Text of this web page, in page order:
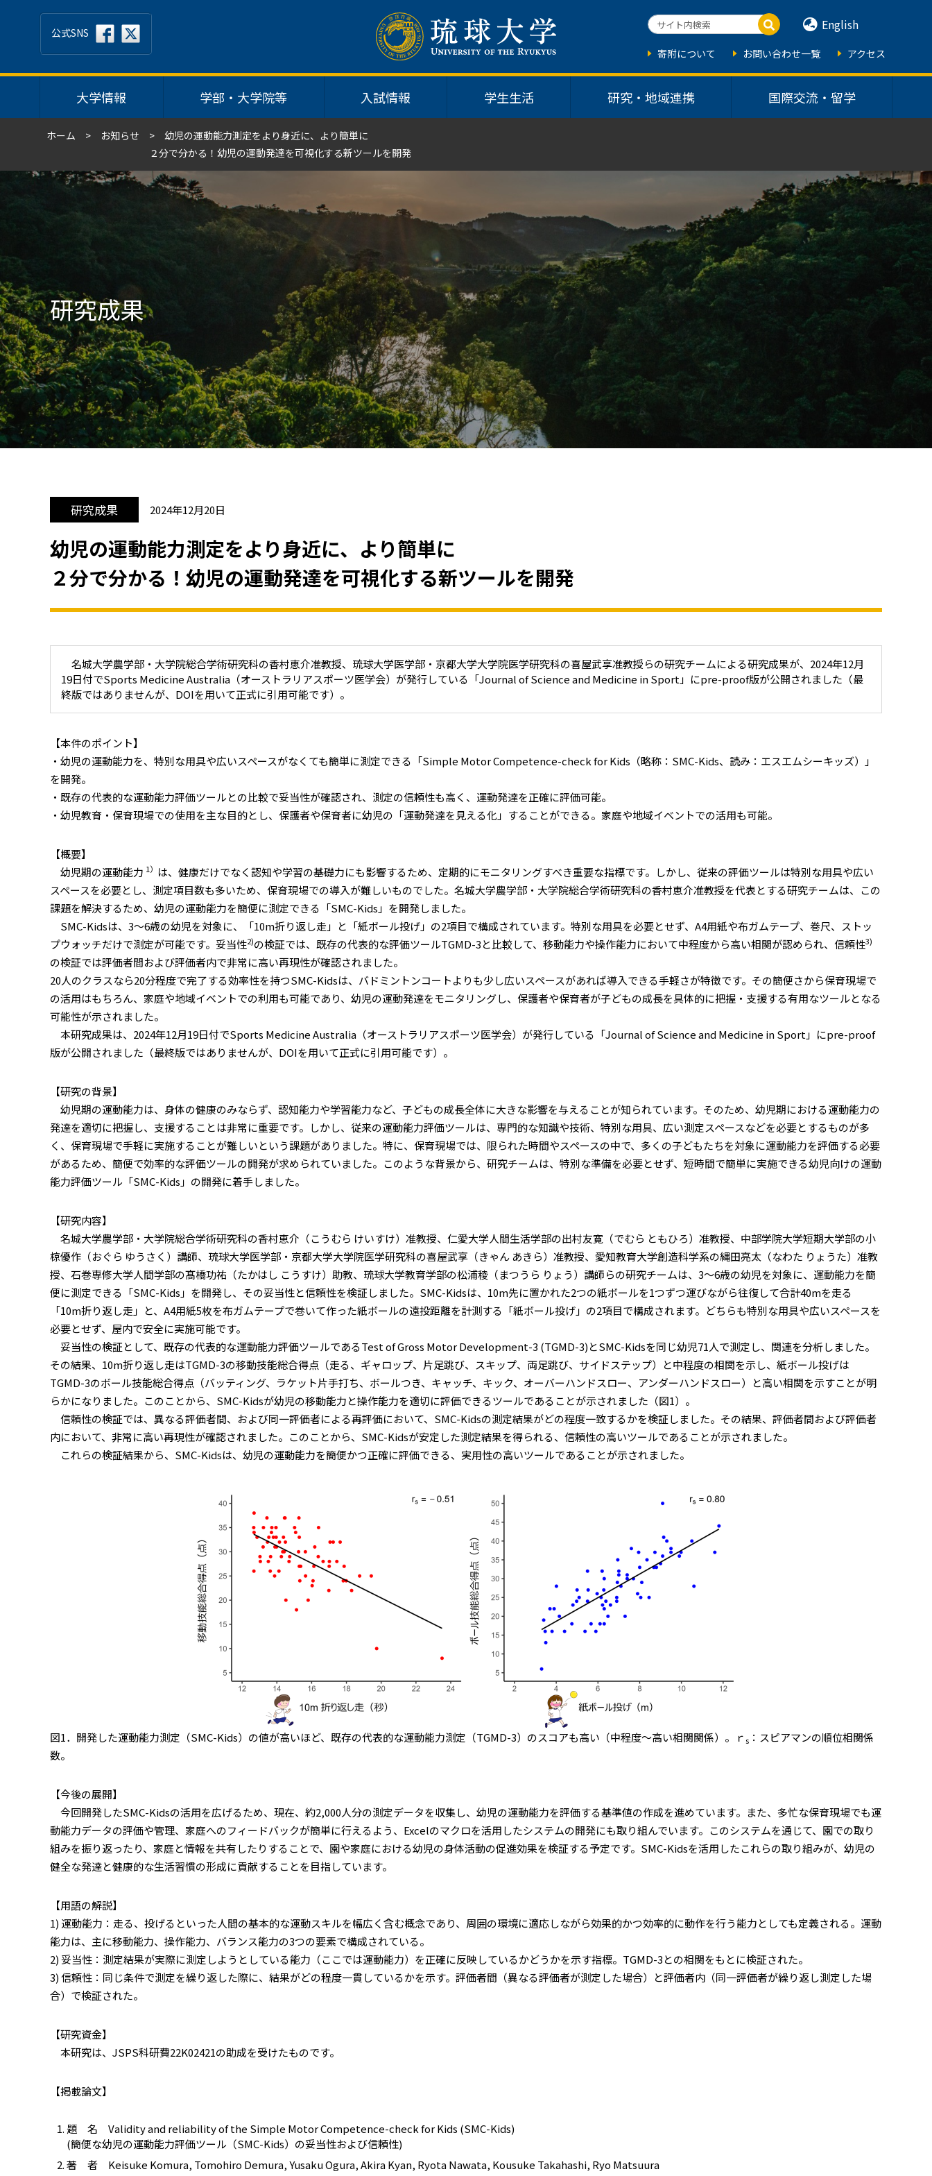
大学情報 学部・大学院等 入試情報 学生生活 研究・地域連携 国際交流・留学
公式SNS English
寄附について お問い合わせ一覧 アクセス
ホーム お知らせ
幼児の運動能力測定をより身近に、より簡単に
２分で分かる！幼児の運動発達を可視化する新ツールを開発
研究成果
研究成果 2024年12月20日
幼児の運動能力測定をより身近に、より簡単に
２分で分かる！幼児の運動発達を可視化する新ツールを開発
名城大学農学部・大学院総合学術研究科の香村恵介准教授、琉球大学医学部・京都大学大学院医学研究科の喜屋武享准教授らの研究チームによる研究成果が、2024年12月
19日付でSports Medicine Australia（オーストラリアスポーツ医学会）が発行している「Journal of Science and Medicine in Sport」にpre-proof版が公開されました（最
終版ではありませんが、DOIを用いて正式に引用可能です）。
【本件のポイント】
・幼児の運動能力を、特別な用具や広いスペースがなくても簡単に測定できる「Simple Motor Competence-check for Kids（略称：SMC-Kids、読み：エスエムシーキッズ）」
を開発。
・既存の代表的な運動能力評価ツールとの比較で妥当性が確認され、測定の信頼性も高く、運動発達を正確に評価可能。
・幼児教育・保育現場での使用を主な目的とし、保護者や保育者に幼児の「運動発達を見える化」することができる。家庭や地域イベントでの活用も可能。
【概要】
幼児期の運動能力 1） は、健康だけでなく認知や学習の基礎力にも影響するため、定期的にモニタリングすべき重要な指標です。しかし、従来の評価ツールは特別な用具や広い
スペースを必要とし、測定項目数も多いため、保育現場での導入が難しいものでした。名城大学農学部・大学院総合学術研究科の香村恵介准教授を代表とする研究チームは、この
課題を解決するため、幼児の運動能力を簡便に測定できる「SMC-Kids」を開発しました。
SMC-Kidsは、3～6歳の幼児を対象に、「10m折り返し走」と「紙ボール投げ」の2項目で構成されています。特別な用具を必要とせず、A4用紙や布ガムテープ、巻尺、ストッ
プウォッチだけで測定が可能です。妥当性2)の検証では、既存の代表的な評価ツールTGMD-3と比較して、移動能力や操作能力において中程度から高い相関が認められ、信頼性3)
の検証では評価者間および評価者内で非常に高い再現性が確認されました。
20人のクラスなら20分程度で完了する効率性を持つSMC-Kidsは、バドミントンコートよりも少し広いスペースがあれば導入できる手軽さが特徴です。その簡便さから保育現場で
の活用はもちろん、家庭や地域イベントでの利用も可能であり、幼児の運動発達をモニタリングし、保護者や保育者が子どもの成長を具体的に把握・支援する有用なツールとなる
可能性が示されました。
本研究成果は、2024年12月19日付でSports Medicine Australia（オーストラリアスポーツ医学会）が発行している「Journal of Science and Medicine in Sport」にpre-proof
版が公開されました（最終版ではありませんが、DOIを用いて正式に引用可能です）。
【研究の背景】
幼児期の運動能力は、身体の健康のみならず、認知能力や学習能力など、子どもの成長全体に大きな影響を与えることが知られています。そのため、幼児期における運動能力の
発達を適切に把握し、支援することは非常に重要です。しかし、従来の運動能力評価ツールは、専門的な知識や技術、特別な用具、広い測定スペースなどを必要とするものが多
く、保育現場で手軽に実施することが難しいという課題がありました。特に、保育現場では、限られた時間やスペースの中で、多くの子どもたちを対象に運動能力を評価する必要
があるため、簡便で効率的な評価ツールの開発が求められていました。このような背景から、研究チームは、特別な準備を必要とせず、短時間で簡単に実施できる幼児向けの運動
能力評価ツール「SMC-Kids」の開発に着手しました。
【研究内容】
名城大学農学部・大学院総合学術研究科の香村恵介（こうむら けいすけ）准教授、仁愛大学人間生活学部の出村友寛（でむら ともひろ）准教授、中部学院大学短期大学部の小
椋優作（おぐら ゆうさく）講師、琉球大学医学部・京都大学大学院医学研究科の喜屋武享（きゃん あきら）准教授、愛知教育大学創造科学系の縄田亮太（なわた りょうた）准教
授、石巻専修大学人間学部の髙橋功祐（たかはし こうすけ）助教、琉球大学教育学部の松浦稜（まつうら りょう）講師らの研究チームは、3〜6歳の幼児を対象に、運動能力を簡
便に測定できる「SMC-Kids」を開発し、その妥当性と信頼性を検証しました。SMC-Kidsは、10m先に置かれた2つの紙ボールを1つずつ運びながら往復して合計40mを走る
「10m折り返し走」と、A4用紙5枚を布ガムテープで巻いて作った紙ボールの遠投距離を計測する「紙ボール投げ」の2項目で構成されます。どちらも特別な用具や広いスペースを
必要とせず、屋内で安全に実施可能です。
妥当性の検証として、既存の代表的な運動能力評価ツールであるTest of Gross Motor Development-3 (TGMD-3)とSMC-Kidsを同じ幼児71人で測定し、関連を分析しました。
その結果、10m折り返し走はTGMD-3の移動技能総合得点（走る、ギャロップ、片足跳び、スキップ、両足跳び、サイドステップ）と中程度の相関を示し、紙ボール投げは
TGMD-3のボール技能総合得点（バッティング、ラケット片手打ち、ボールつき、キャッチ、キック、オーバーハンドスロー、アンダーハンドスロー）と高い相関を示すことが明
らかになりました。このことから、SMC-Kidsが幼児の移動能力と操作能力を適切に評価できるツールであることが示されました（図1）。
信頼性の検証では、異なる評価者間、および同一評価者による再評価において、SMC-Kidsの測定結果がどの程度一致するかを検証しました。その結果、評価者間および評価者
内において、非常に高い再現性が確認されました。このことから、SMC-Kidsが安定した測定結果を得られる、信頼性の高いツールであることが示されました。
これらの検証結果から、SMC-Kidsは、幼児の運動能力を簡便かつ正確に評価できる、実用性の高いツールであることが示されました。
図1．開発した運動能力測定（SMC-Kids）の値が高いほど、既存の代表的な運動能力測定（TGMD-3）のスコアも高い（中程度～高い相関関係）。ｒ s ：スピアマンの順位相関係
数。
【今後の展開】
今回開発したSMC-Kidsの活用を広げるため、現在、約2,000人分の測定データを収集し、幼児の運動能力を評価する基準値の作成を進めています。また、多忙な保育現場でも運
動能力データの評価や管理、家庭へのフィードバックが簡単に行えるよう、Excelのマクロを活用したシステムの開発にも取り組んでいます。このシステムを通じて、園での取り
組みを振り返ったり、家庭と情報を共有したりすることで、園や家庭における幼児の身体活動の促進効果を検証する予定です。SMC-Kidsを活用したこれらの取り組みが、幼児の
健全な発達と健康的な生活習慣の形成に貢献することを目指しています。
【用語の解説】
1) 運動能力：走る、投げるといった人間の基本的な運動スキルを幅広く含む概念であり、周囲の環境に適応しながら効果的かつ効率的に動作を行う能力としても定義される。運動
能力は、主に移動能力、操作能力、バランス能力の3つの要素で構成されている。
2) 妥当性：測定結果が実際に測定しようとしている能力（ここでは運動能力）を正確に反映しているかどうかを示す指標。TGMD-3との相関をもとに検証された。
3) 信頼性：同じ条件で測定を繰り返した際に、結果がどの程度一貫しているかを示す。評価者間（異なる評価者が測定した場合）と評価者内（同一評価者が繰り返し測定した場
合）で検証された。
【研究資金】
本研究は、JSPS科研費22K02421の助成を受けたものです。
【掲載論文】
題 名 Validity and reliability of the Simple Motor Competence-check for Kids (SMC-Kids)
(簡便な幼児の運動能力評価ツール（SMC-Kids）の妥当性および信頼性)
著 者 Keisuke Komura, Tomohiro Demura, Yusaku Ogura, Akira Kyan, Ryota Nawata, Kousuke Takahashi, Ryo Matsuura